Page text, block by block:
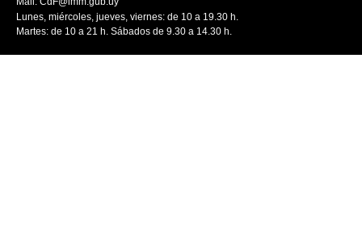
Lunes, miércoles, jueves, viernes: de 10 a 19.30 h.
Martes: de 10 a 21 h. Sábados de 9.30 a 14.30 h.